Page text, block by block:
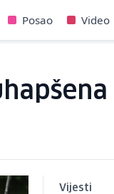
Posao Video
Vijesti